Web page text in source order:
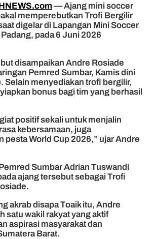
— Ajang mini soccer
memperebutkan Trofi Bergilir
digelar di Lapangan Mini Soccer
pada 6 Juni 2026
disampaikan Andre Rosiade
Pemred Sumbar, Kamis dini
Selain menyediakan trofi bergilir,
bonus bagi tim yang berhasil
positif sekali untuk menjalin
kebersamaan, juga
pesta World Cup 2026,” ujar Andre
Sumbar Adrian Tuswandi
ajang tersebut sebagai Trofi
akrab disapa Toaik itu, Andre
satu wakil rakyat yang aktif
aspirasi masyarakat dan
Barat.